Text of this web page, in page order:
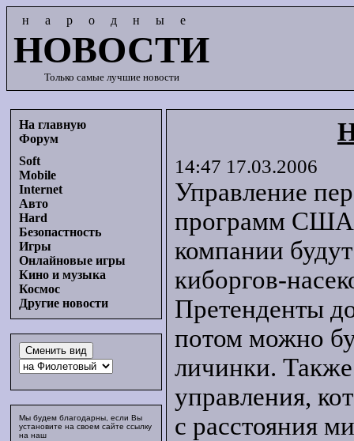
народные
НОВОСТИ
Только самые лучшие новости
На главную
Форум
Soft
Mobile
Internet
Авто
Hard
Безопастность
Игры
Онлайновые игры
Кино и музыка
Космос
Другие новости
Мы будем благодарны, если Вы
установите на своем сайте ссылку
на наш
14:47 17.03.2006
Управление
программ США
компании будут
киборгов-
Претенденты
потом можно
личинки. Также
управления,
с расстояния